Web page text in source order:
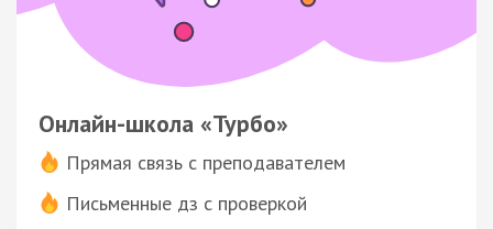
Онлайн-школа «Турбо»
Прямая связь с преподавателем
Письменные дз с проверкой